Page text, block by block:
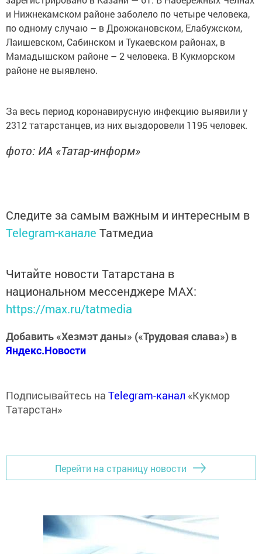
и Нижнекамском районе заболело по четыре человека,
по одному случаю – в Дрожжановском, Елабужском,
Лаишевском, Сабинском и Тукаевском районах, в
Мамадышском районе – 2 человека. В Кукморском
районе не выявлено.
За весь период коронавирусную инфекцию выявили у
2312 татарстанцев, из них выздоровели 1195 человек.
фото: ИА «Татар-информ»
Следите за самым важным и интересным в
Telegram-канале Татмедиа
Читайте новости Татарстана в
национальном мессенджере MАХ:
https://max.ru/tatmedia
Добавить «Хезмэт даны» («Трудовая слава») в
Яндекс.Новости
Подписывайтесь на Telegram-канал «Кукмор
Татарстан»
Перейти на страницу новости